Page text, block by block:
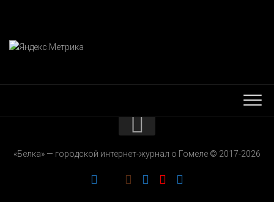
РЕКЛАМОДАТЕЛЯМ
«Белка» — городской интернет-журнал о Гомеле © 2017-2026